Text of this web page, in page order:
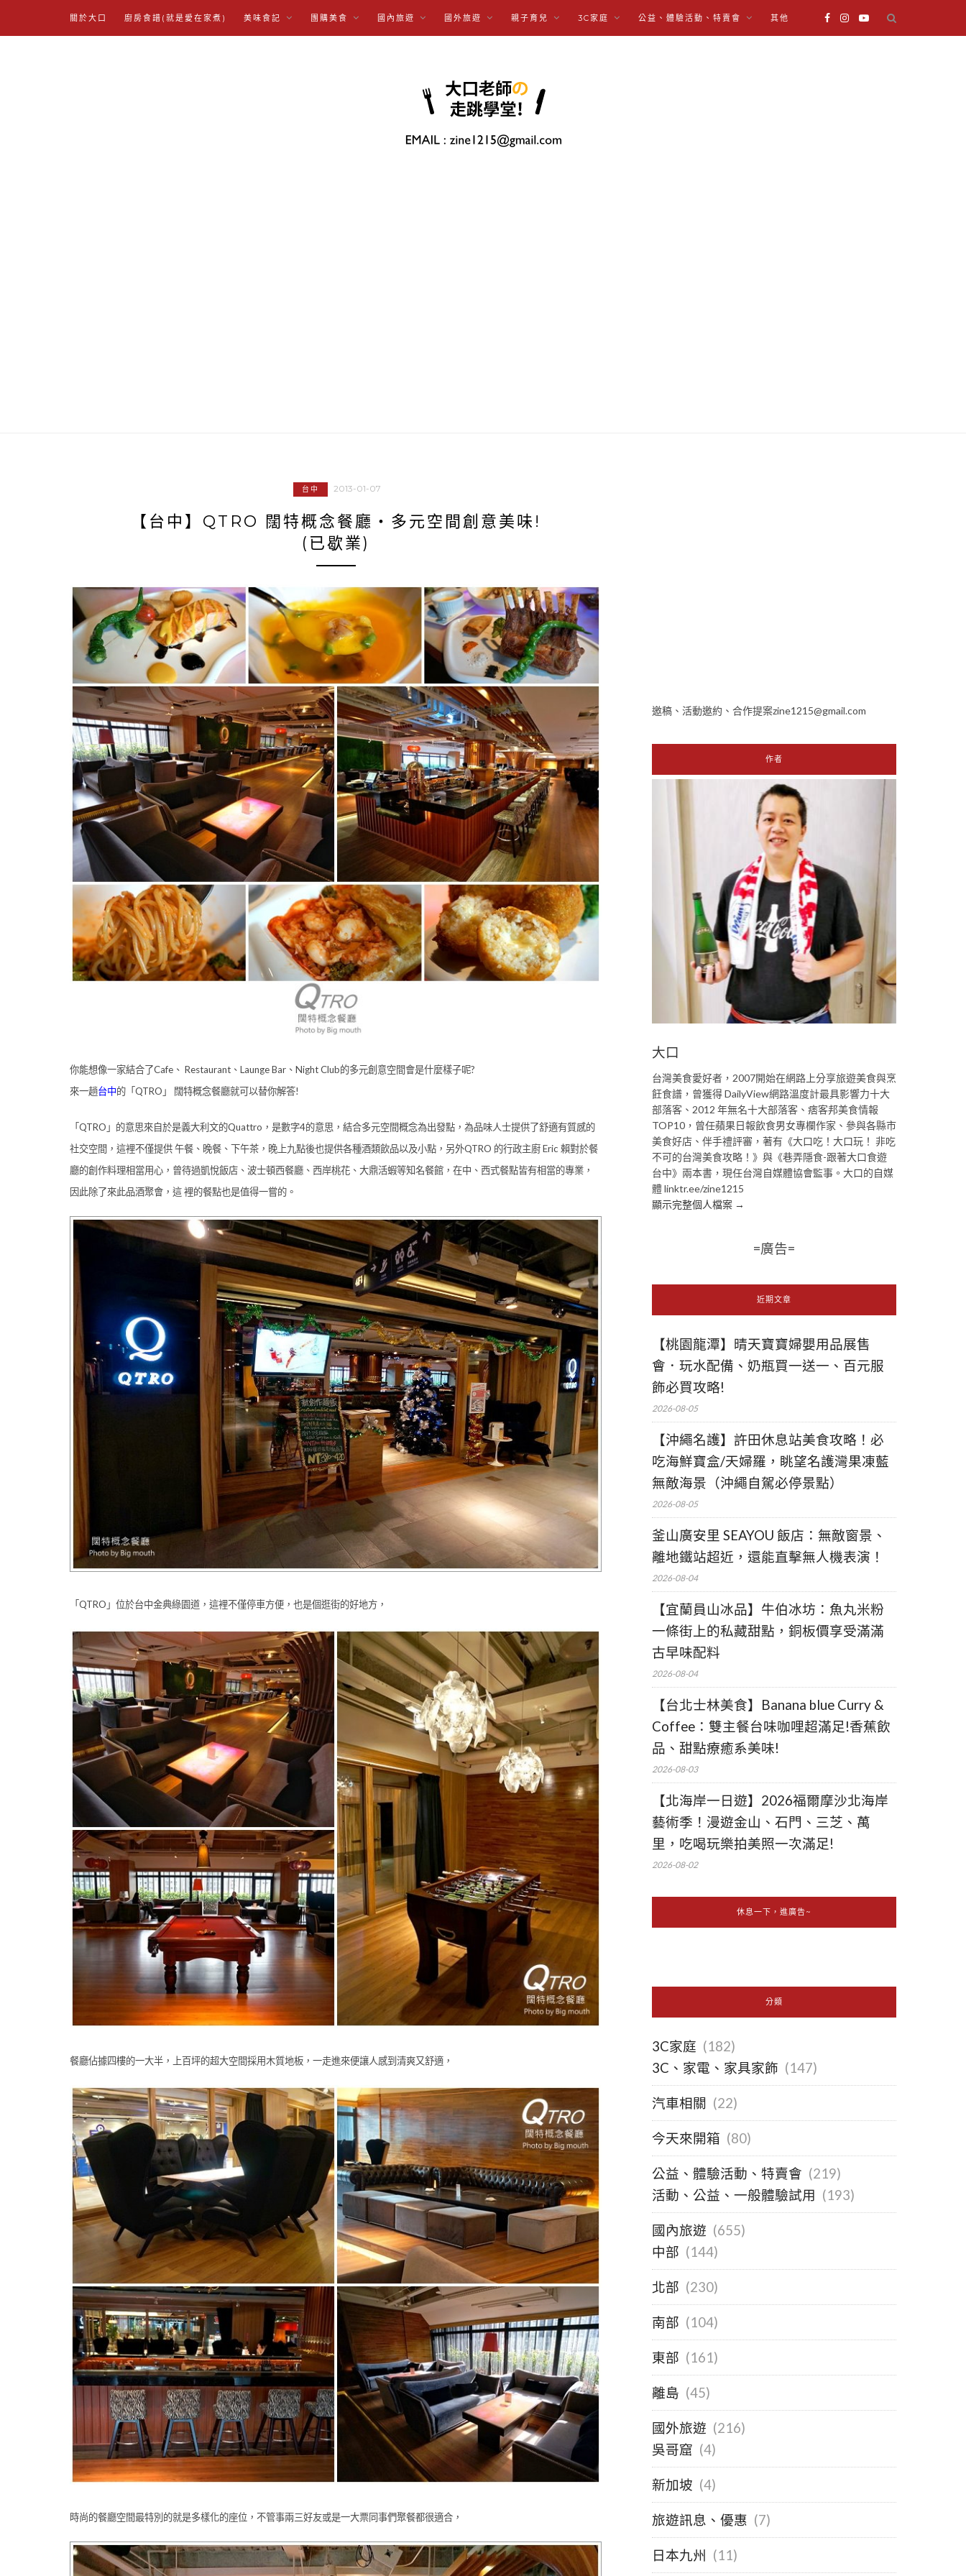
關於大口 廚房食譜(就是愛在家煮) 美味食記 團購美食 國內旅遊 國外旅遊 親子育兒 3C家庭 公益、體驗活動、特賣會 其他
台中 2013-01-07
【台中】QTRO 闊特概念餐廳‧多元空間創意美味!
(已歇業)
你能想像一家結合了Cafe、 Restaurant、Launge Bar、Night Club的多元創意空間會是什麼樣子呢?
來一趟台中的「QTRO」 闊特概念餐廳就可以替你解答!
「QTRO」的意思來自於是義大利文的Quattro，是數字4的意思，結合多元空間概念為出發點，為品味人士提供了舒適有質感的
社交空間，這裡不僅提供 午餐、晚餐、下午茶，晚上九點後也提供各種酒類飲品以及小點，另外QTRO 的行政主廚 Eric 賴對於餐
廳的創作料理相當用心，曾待過凱悅飯店、波士頓西餐廳、西岸桃花、大鼎活蝦等知名餐館，在中、西式餐點皆有相當的專業，
因此除了來此品酒聚會，這 裡的餐點也是值得一嘗的。
「QTRO」位於台中金典綠園道，這裡不僅停車方便，也是個逛街的好地方，
餐廳佔據四樓的一大半，上百坪的超大空間採用木質地板，一走進來便讓人感到清爽又舒適，
時尚的餐廳空間最特別的就是多樣化的座位，不管事兩三好友或是一大票同事們聚餐都很適合，
邀稿、活動邀約、合作提案zine1215@gmail.com
作者
大口
台灣美食愛好者，2007開始在網路上分享旅遊美食與烹
飪食譜，曾獲得 DailyView網路溫度計最具影響力十大
部落客、2012 年無名十大部落客、痞客邦美食情報
TOP10，曾任蘋果日報飲食男女專欄作家、參與各縣市
美食好店、伴手禮評審，著有《大口吃！大口玩！ 非吃
不可的台灣美食攻略！》與《巷弄隱食-跟著大口食遊
台中》兩本書，現任台灣自媒體協會監事。大口的自媒
體 linktr.ee/zine1215
顯示完整個人檔案 →
=廣告=
近期文章
【桃園龍潭】晴天寶寶婦嬰用品展售
會．玩水配備、奶瓶買一送一、百元服
飾必買攻略!
2026-08-05
【沖繩名護】許田休息站美食攻略！必
吃海鮮寶盒/天婦羅，眺望名護灣果凍藍
無敵海景（沖繩自駕必停景點）
2026-08-05
釜山廣安里 SEAYOU 飯店：無敵窗景、
離地鐵站超近，還能直擊無人機表演！
2026-08-04
【宜蘭員山冰品】牛伯冰坊：魚丸米粉
一條街上的私藏甜點，銅板價享受滿滿
古早味配料
2026-08-04
【台北士林美食】Banana blue Curry &
Coffee：雙主餐台味咖哩超滿足!香蕉飲
品、甜點療癒系美味!
2026-08-03
【北海岸一日遊】2026福爾摩沙北海岸
藝術季！漫遊金山、石門、三芝、萬
里，吃喝玩樂拍美照一次滿足!
2026-08-02
休息一下，進廣告~
分類
3C家庭 (182)
3C、家電、家具家飾 (147)
汽車相關 (22)
今天來開箱 (80)
公益、體驗活動、特賣會 (219)
活動、公益、一般體驗試用 (193)
國內旅遊 (655)
中部 (144)
北部 (230)
南部 (104)
東部 (161)
離島 (45)
國外旅遊 (216)
吳哥窟 (4)
新加坡 (4)
旅遊訊息、優惠 (7)
日本九州 (11)